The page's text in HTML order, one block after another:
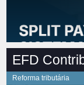
EFD
Reforma tributária